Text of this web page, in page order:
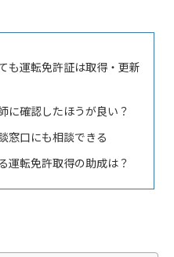
も運転免許証は取得・更新
に確認したほうが良い？
窓口にも相談できる
運転免許取得の助成は？